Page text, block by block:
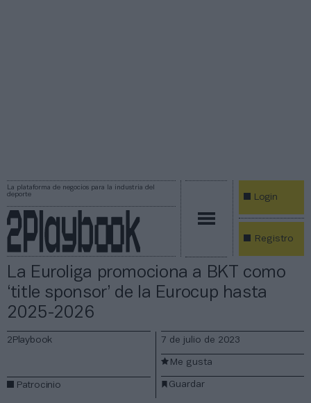
La plataforma de negocios para la industria del
deporte
Login
Registro
La Euroliga promociona a BKT como
‘title sponsor’ de la Eurocup hasta
2025-2026
2Playbook
Patrocinio
7 de julio de 2023
Guardar
Me gusta